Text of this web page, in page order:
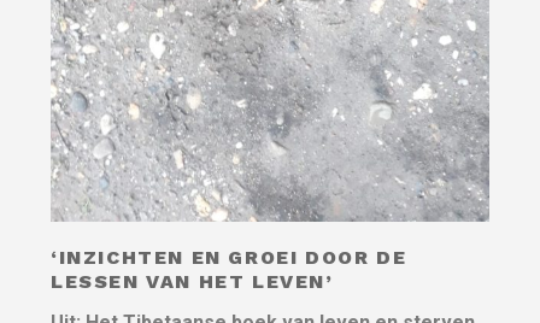
‘INZICHTEN EN GROEI DOOR DE
LESSEN VAN HET LEVEN’